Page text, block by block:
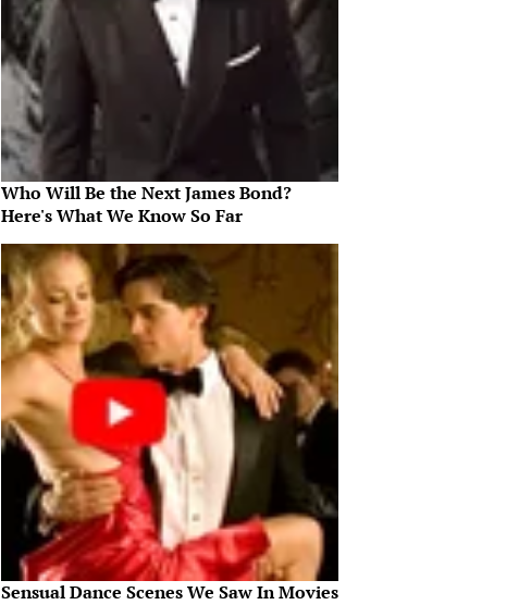
Who Will Be the Next James Bond?
Here's What We Know So Far
Sensual Dance Scenes We Saw In Movies